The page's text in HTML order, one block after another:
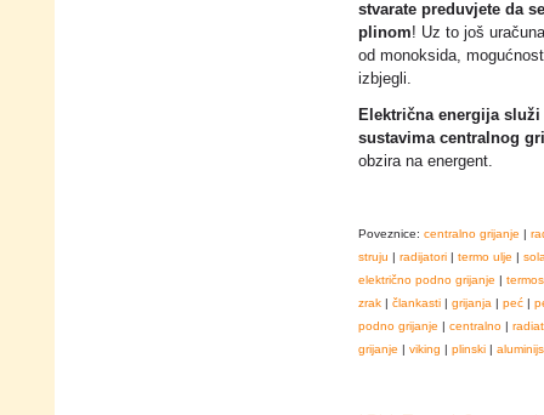
stvarate preduvjete da
plinom! Uz to još
od monoksida,
izbjegli.
Električna energija
sustavima centralnog
obzira na energent.
Poveznice: centralno grijanje |
struju | radijatori | termo ulje |
električno podno grijanje |
zrak | člankasti | grijanja | peć |
podno grijanje | centralno |
grijanje | viking | plinski |